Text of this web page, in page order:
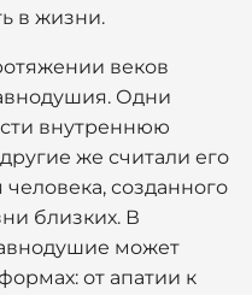
в жизни.
веков
Одни
внутреннюю
же считали его
созданного
близких. В
может
от апатии к